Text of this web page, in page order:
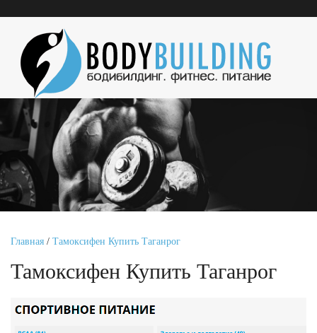
Главная / Тамоксифен Купить Таганрог
Тамоксифен Купить Таганрог